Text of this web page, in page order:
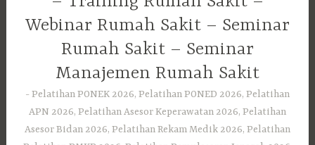
Webinar Rumah Sakit – Seminar
Rumah Sakit – Seminar
Manajemen Rumah Sakit
Pelatihan PONEK 2026, Pelatihan PONED 2026, Pelatihan
APN 2026, Pelatihan Asesor Keperawatan 2026, Pelatihan
Asesor Bidan 2026, Pelatihan Rekam Medik 2026, Pelatihan